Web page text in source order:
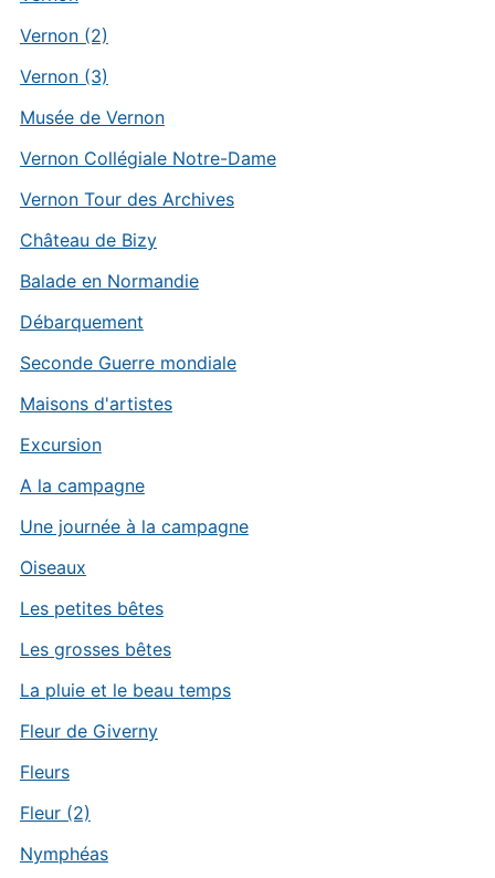
Vernon (2)
Vernon (3)
Musée de Vernon
Vernon Collégiale Notre-Dame
Vernon Tour des Archives
Château de Bizy
Balade en Normandie
Débarquement
Seconde Guerre mondiale
Maisons d'artistes
Excursion
A la campagne
Une journée à la campagne
Oiseaux
Les petites bêtes
Les grosses bêtes
La pluie et le beau temps
Fleur de Giverny
Fleurs
Fleur (2)
Nymphéas